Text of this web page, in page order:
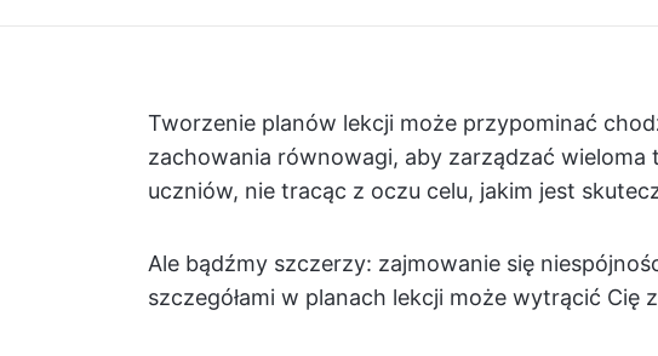
Tworzenie planów lekcji może przypominać
zachowania równowagi, aby zarządzać
uczniów, nie tracąc z oczu celu, jakim jest
Ale bądźmy szczerzy: zajmowanie się
szczegółami w planach lekcji może wytrącić Cię